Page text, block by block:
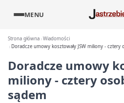
MENU
Strona główna Wiadomości
Doradcze umowy kosztowały JSW miliony -
Doradcze umowy
miliony - cztery
sądem